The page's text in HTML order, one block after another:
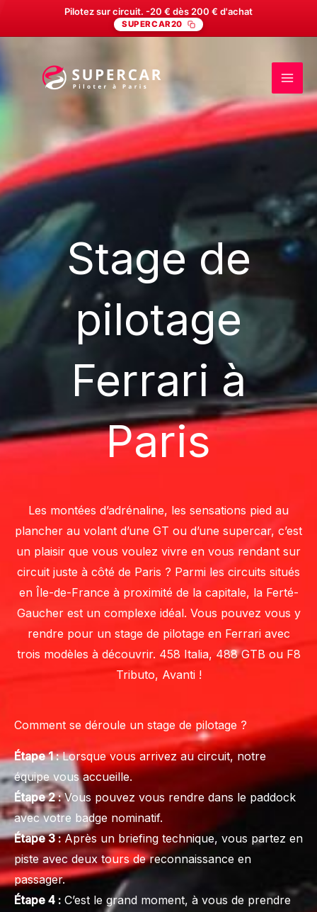
Offrez le cadeau de ses rêves. -20 € dès 200 € d'achat
SUPERCAR20
Stage de
pilotage
Ferrari à
Paris
Les montées d’adrénaline, les sensations pied au
plancher au volant d’une GT ou d’une supercar, c’est
un plaisir que vous voulez vivre en vous rendant sur
circuit juste à côté de Paris ? Parmi les circuits situés
en Île-de-France à proximité de la capitale, la Ferté-
Gaucher est un complexe idéal. Vous pouvez vous y
rendre pour un stage de pilotage en Ferrari avec
trois modèles à découvrir. 458 Italia, 488 GTB ou F8
Tributo, Avanti !
Comment se déroule un stage de pilotage ?
Étape 1 :Lorsque vous arrivez au circuit, notre
équipe vous accueille.
Étape 2 :Vous pouvez vous rendre dans le paddock
avec votre badge nominatif.
Étape 3 :Après un briefing technique, vous partez en
piste avec deux tours de reconnaissance en
passager.
Étape 4 : C’est le grand moment, à vous de prendre